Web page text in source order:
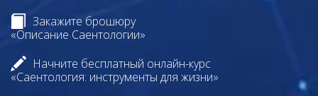
Закажите брошюру
«Описание Саентологии»
Начните бесплатный онлайн-курс
«Саентология: инструменты для жизни»